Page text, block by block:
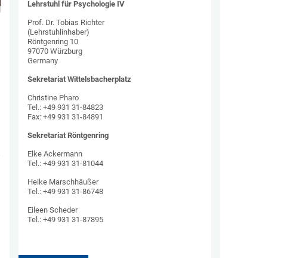
Lehrstuhl für Psychologie IV
Prof. Dr. Tobias Richter
(Lehrstuhlinhaber)
Röntgenring 10
97070 Würzburg
Germany
Sekretariat Wittelsbacherplatz
Christine Pharo
Tel.: +49 931 31-84823
Fax: +49 931 31-84891
Sekretariat Röntgenring
Elke Ackermann
Tel.: +49 931 31-81044
Heike Marschhäußer
Tel.: +49 931 31-86748
Eileen Scheder
Tel.: +49 931 31-87895